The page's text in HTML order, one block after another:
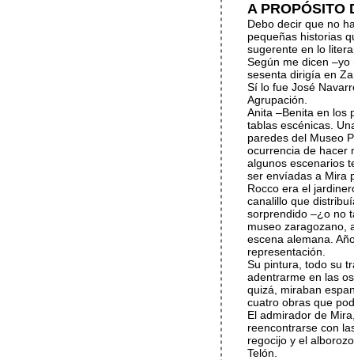
A PROPÓSITO
Debo decir que no
pequeñas historias
sugerente en lo
Según me dicen
sesenta dirigía en
Sí lo fue José
Agrupación.
Anita –Benita en los
tablas escénicas.
paredes del Museo
ocurrencia de hacer
algunos escenarios
ser envíadas a Mira
Rocco era el
canalillo que
sorprendido –¿o no
museo zaragozano,
escena alemana.
representación.
Su pintura, todo su
adentrarme en las
quizá, miraban
cuatro obras que
El admirador de
reencontrarse con
regocijo y el
Telón.